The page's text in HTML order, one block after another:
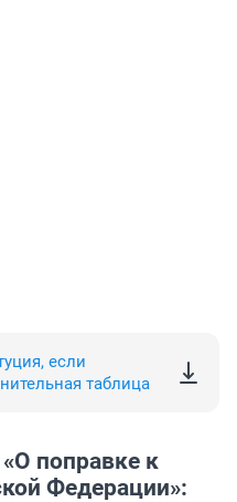
если
таблица
поправке к
Федерации»: